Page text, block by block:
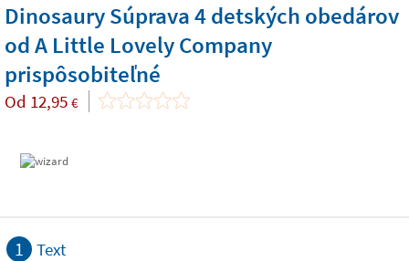
Dinosaury Súprava 4 detských obedárov
od A Little Lovely Company
prispôsobiteľné
Od 12,95 €
1 Text